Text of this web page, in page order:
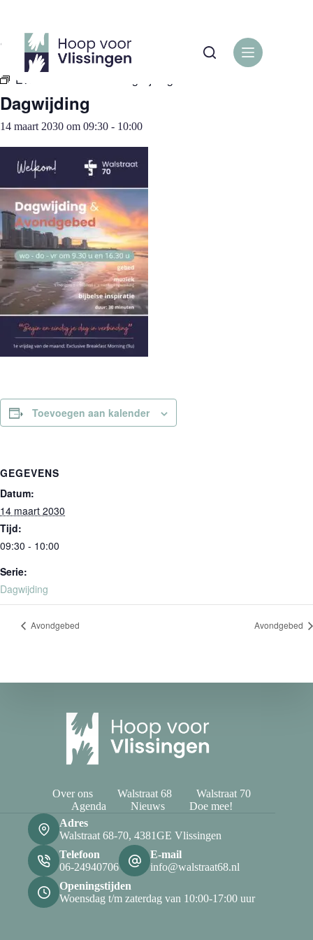
inhoud
« Alle Evenementen
Evenementenreeks:
Dagwijding
14 maart 2030 om 09:30 - 10:00
Toevoegen aan kalender
GEGEVENS
Datum:
14 maart 2030
Tijd:
09:30 - 10:00
Serie:
Dagwijding
Avondgebed Avondgebed
Over ons Walstraat 68
Walstraat 70
Agenda
Nieuws
Doe mee!
Adres
Walstraat 68-70, 4381GE Vlissingen
Telefoon
06-24940706
E-mail
info@walstraat68.nl
Openingstijden
Woensdag t/m zaterdag van 10:00-17:00 uur